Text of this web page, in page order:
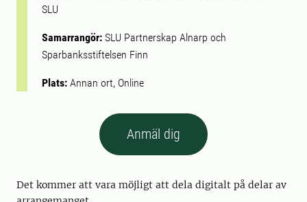
SLU
Samarrangör: SLU Partnerskap Alnarp och
Sparbanksstiftelsen Finn
Plats: Annan ort, Online
Anmäl dig
Det kommer att vara möjligt att dela digitalt på delar av